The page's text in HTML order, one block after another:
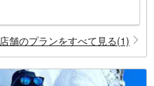
店舗のプランをすべて見る(1)